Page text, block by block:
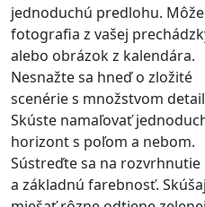
jednoduchú predlohu.
fotografia z vašej
alebo obrázok z kalendára.
Nesnažte sa hneď o zložité
scenérie s množstvom
Skúste namaľovať
horizont s poľom a nebom.
Sústreďte sa na rozvrhnutie
a základnú farebnosť.